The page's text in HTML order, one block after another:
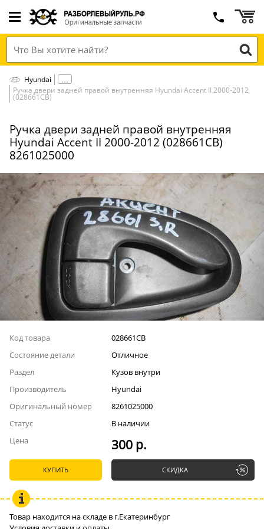
Hyundai
Ручка двери задней правой внутренняя Hyundai Accent II 2000-2012
(028661СВ)
Ручка двери задней правой внутренняя
Hyundai Accent II 2000-2012 (028661СВ)
8261025000
Код товара
028661СВ
Состояние детали
Отличное
Раздел
Кузов внутри
Производитель
Hyundai
Оригинальный номер
8261025000
Статус
В наличии
Цена
300 р.
КУПИТЬ СКИДКА
Товар находится на складе в г.Екатеринбург